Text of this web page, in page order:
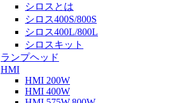
シロスとは
シロス400S/800S
シロス400L/800L
シロスキット
ランプヘッド
HMI
HMI 200W
HMI 400W